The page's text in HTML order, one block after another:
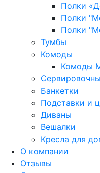
Полки
Полки
Полки
Тумбы
Комоды
Комоды
Банкетки
Подставки и
Диваны
Вешалки
Кресла для
О компании
Отзывы